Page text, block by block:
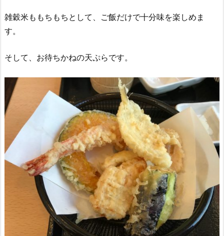
雑穀米ももちもちとして、ご飯だけで十分味を楽しめま
す。
そして、お待ちかねの天ぷらです。